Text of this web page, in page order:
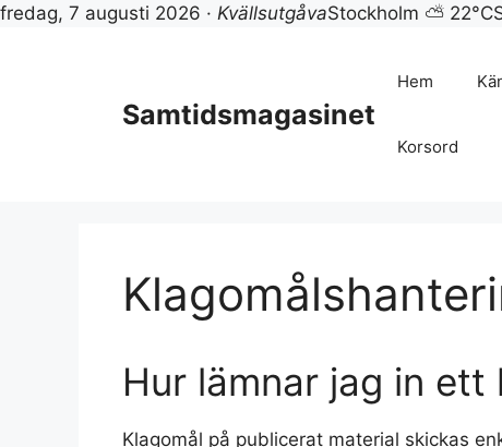
fredag, 7 augusti 2026 · KvällsutgåvaStockholm ⛅ 22°C
Samtidsmagasinet
Hem
Korsord
Hur lämnar jag in ett
Klagomål på publicerat material skickas